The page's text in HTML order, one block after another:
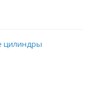
цилиндры